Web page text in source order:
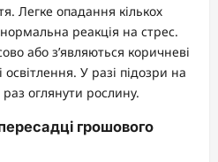
Легке опадання кількох
реакція на стрес.
або з’являються коричневі
У разі підозри на
оглянути рослину.
грошового